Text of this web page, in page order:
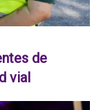
de
vial